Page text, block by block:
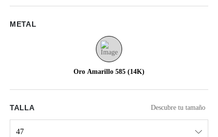
METAL
Oro Amarillo 585 (14K)
TALLA Descubre tu tamaño
47